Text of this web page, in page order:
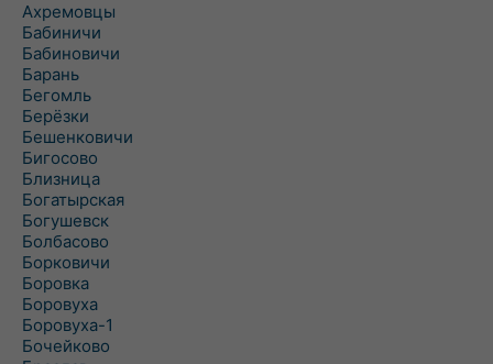
Ахремовцы
Бабиничи
Бабиновичи
Барань
Бегомль
Берёзки
Бешенковичи
Бигосово
Близница
Богатырская
Богушевск
Болбасово
Борковичи
Боровка
Боровуха
Боровуха-1
Бочейково